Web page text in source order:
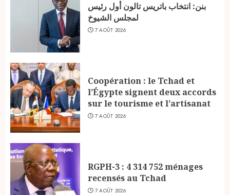
بنن: انتخاب باتريس تالون أول رئيس
لمجلس الشيوخ
7 AOÛT 2026
Coopération : le Tchad et
l’Égypte signent deux accords
sur le tourisme et l’artisanat
7 AOÛT 2026
RGPH-3 : 4 314 752 ménages
recensés au Tchad
7 AOÛT 2026